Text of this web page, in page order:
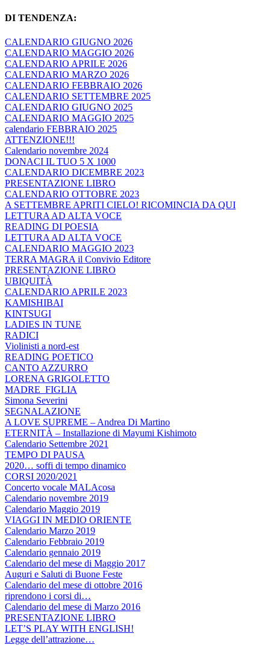
DI TENDENZA:
CALENDARIO GIUGNO 2026
CALENDARIO MAGGIO 2026
CALENDARIO APRILE 2026
CALENDARIO MARZO 2026
CALENDARIO FEBBRAIO 2026
CALENDARIO SETTEMBRE 2025
CALENDARIO GIUGNO 2025
CALENDARIO MAGGIO 2025
calendario FEBBRAIO 2025
ATTENZIONE!!!
Calendario novembre 2024
DONACI IL TUO 5 X 1000
CALENDARIO DICEMBRE 2023
PRESENTAZIONE LIBRO
CALENDARIO OTTOBRE 2023
A SETTEMBRE APRITI CIELO! RICOMINCIA DA QUI
LETTURA AD ALTA VOCE
READING DI POESIA
LETTURA AD ALTA VOCE
CALENDARIO MAGGIO 2023
TERRA MAGRA il Convivio Editore
PRESENTAZIONE LIBRO
UBIQUITÀ
CALENDARIO APRILE 2023
KAMISHIBAI
KINTSUGI
LADIES IN TUNE
RADICI
Violinisti a nord-est
READING POETICO
CANTO AZZURRO
LORENA GRIGOLETTO
MADRE_FIGLIA
Simona Severini
SEGNALAZIONE
A LOVE SUPREME – Andrea Di Martino
ETERNITÀ – Installazione di Mayumi Kishimoto
Calendario Settembre 2021
TEMPO DI PAUSA
2020… soffi di tempo dinamico
CORSI 2020/2021
Concerto vocale MALAcosa
Calendario novembre 2019
Calendario Maggio 2019
VIAGGI IN MEDIO ORIENTE
Calendario Marzo 2019
Calendario Febbraio 2019
Calendario gennaio 2019
Calendario del mese di Maggio 2017
Auguri e Saluti di Buone Feste
Calendario del mese di ottobre 2016
riprendono i corsi di…
Calendario del mese di Marzo 2016
PRESENTAZIONE LIBRO
LET’S PLAY WITH ENGLISH!
Legge dell’attrazione…